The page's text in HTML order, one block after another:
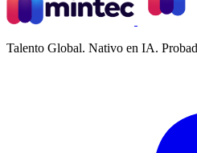
Talento Global. Nativo en IA.